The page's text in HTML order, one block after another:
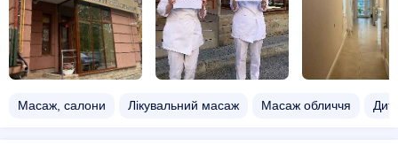
Масаж, салони Лікувальний масаж Масаж обличчя